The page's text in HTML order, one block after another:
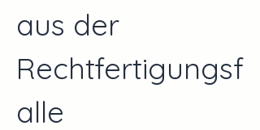
aus der
Rechtfertigungsf
alle